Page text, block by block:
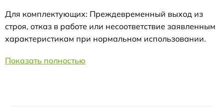
Для комплектующих: Преждевременный выход из
строя, отказ в работе или несоответствие заявленным
характеристикам при нормальном использовании.
Показать полностью